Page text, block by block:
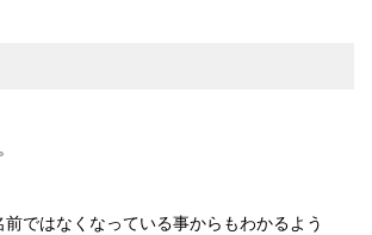
前ではなくなっている事からもわかるよう